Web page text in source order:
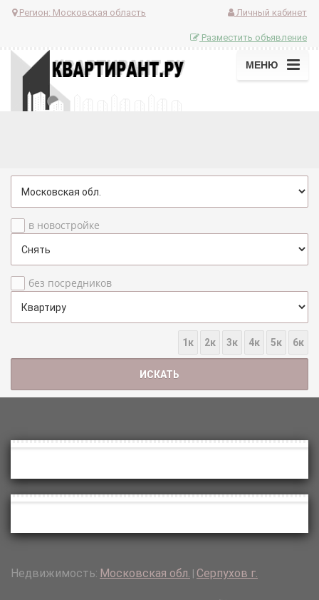
Регион: Московская область Личный кабинет
Разместить объявление
МЕНЮ
в новостройке
без посредников
1к 2к 3к 4к 5к 6к
Недвижимость: Московская обл. Серпухов г.